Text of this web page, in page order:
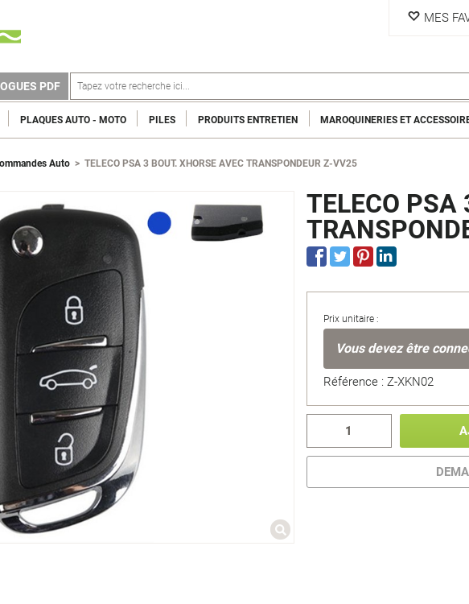
MES
PDF
PLAQUES AUTO - MOTO PILES PRODUITS ENTRETIEN MAROQUINERIES ET
Auto > TELECO PSA 3 BOUT. XHORSE AVEC TRANSPONDEUR Z-VV25
TELECO PSA
Prix unitaire :
Vous devez être
Référence : Z-XKN02